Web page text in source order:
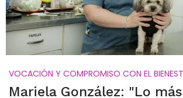
VOCACIÓN Y COMPROMISO CON EL
Mariela González: "Lo más